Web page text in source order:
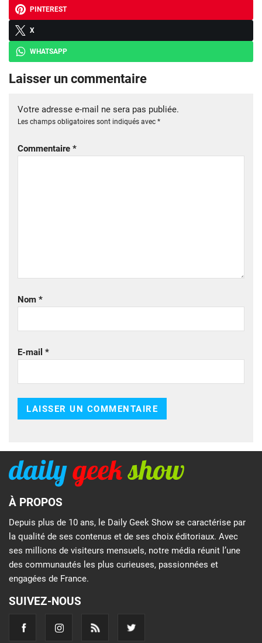
PINTEREST
X
WHATSAPP
Laisser un commentaire
Votre adresse e-mail ne sera pas publiée.
Les champs obligatoires sont indiqués avec *
Commentaire *
Nom *
E-mail *
À PROPOS
Depuis plus de 10 ans, le Daily Geek Show se caractérise par
la qualité de ses contenus et de ses choix éditoriaux. Avec
ses millions de visiteurs mensuels, notre média réunit l’une
des communautés les plus curieuses, passionnées et
engagées de France.
SUIVEZ-NOUS